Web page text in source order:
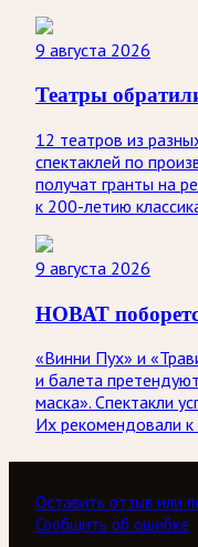
9 августа 2026
Театры
12 театров из
спектаклей по
получат гранты на
к 200-летию
9 августа 2026
НОВАТ
«Винни Пух» и
и балета
маска». Спектакли
Их рекомендовали
Оставить отзыв или
Сообщить об ошибке